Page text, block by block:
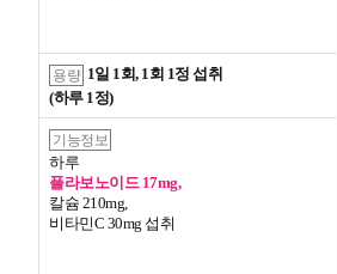
용량 1일 1회, 1회 1정 섭취
(하루 1정)
기능정보
하루
플라보노이드 17mg,
칼슘 210mg,
비타민C 30mg 섭취